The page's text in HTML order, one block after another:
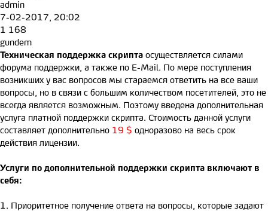
admin
7-02-2017, 20:02
1 168
gundem
Техническая поддержка скрипта осуществляется силами
форума поддержки, а также по E-Mail. По мере поступления
возникших у вас вопросов мы стараемся ответить на все ваши
вопросы, но в связи с большим количеством посетителей, это не
всегда является возможным. Поэтому введена дополнительная
услуга платной поддержки скрипта. Стоимость данной услуги
составляет дополнительно 19 $ одноразово на весь срок
действия лицензии.
Услуги по дополнительной поддержки скрипта включают в
себя:
1. Приоритетное получение ответа на вопросы, которые задают